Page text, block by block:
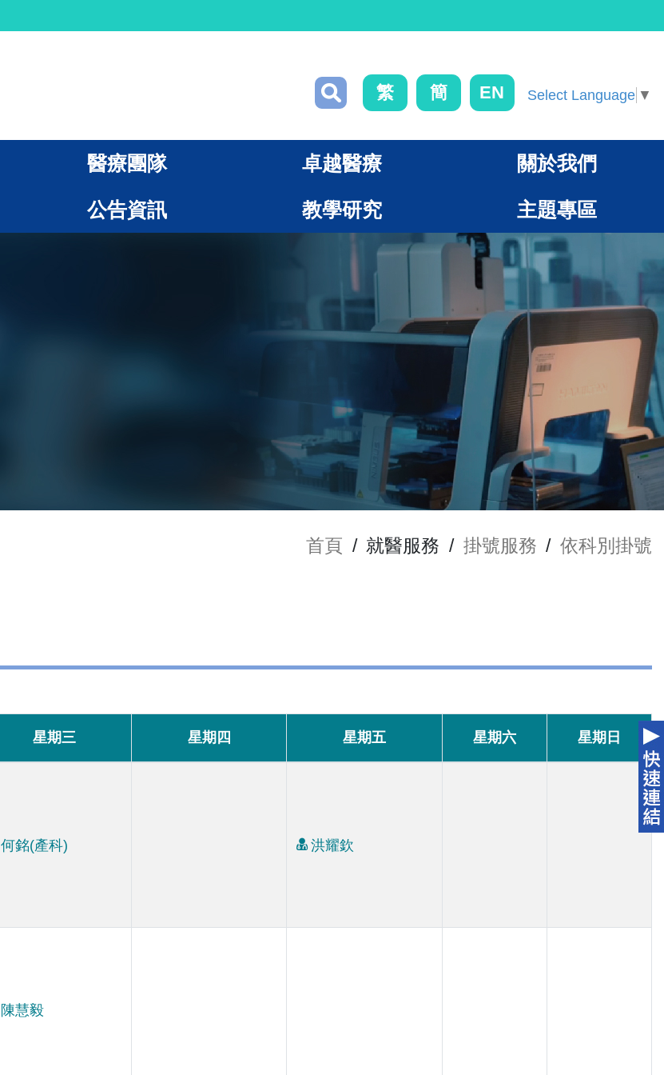
繁 簡 EN Select Language ▼
醫療團隊 卓越醫療 關於我們
公告資訊 教學研究 主題專區
首頁 / 就醫服務 / 掛號服務 / 依科別掛號
星期三 星期四 星期五 星期六 星期日
何銘(產科) 洪耀欽
陳慧毅